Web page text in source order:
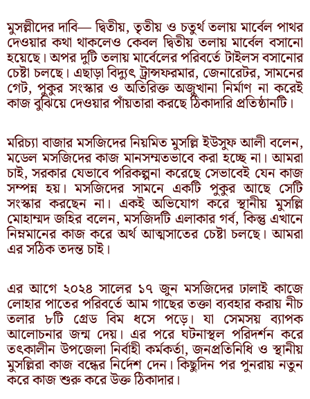
মুসল্লীদের দাবি— দ্বিতীয়, তৃতীয় ও চতুর্থ তলায় মার্বেল পাথর
দেওয়ার কথা থাকলেও কেবল দ্বিতীয় তলায় মার্বেল বসানো
হয়েছে। অপর দুটি তলায় মার্বেলের পরিবর্তে টাইলস বসানোর
চেষ্টা চলছে। এছাড়া বিদ্যুৎ ট্রান্সফরমার, জেনারেটর, সামনের
গেট, পুকুর সংস্কার ও অতিরিক্ত অজুখানা নির্মাণ না করেই
কাজ বুঝিয়ে দেওয়ার পাঁয়তারা করছে ঠিকাদারি প্রতিষ্ঠানটি।
মরিচ্যা বাজার মসজিদের নিয়মিত মুসল্লি ইউসুফ আলী বলেন,
মডেল মসজিদের কাজ মানসম্মতভাবে করা হচ্ছে না। আমরা
চাই, সরকার যেভাবে পরিকল্পনা করেছে সেভাবেই যেন কাজ
সম্পন্ন হয়। মসজিদের সামনে একটি পুকুর আছে সেটি
সংস্কার করছেন না। একই অভিযোগ করে স্থানীয় মুসল্লি
মোহাম্মদ জহির বলেন, মসজিদটি এলাকার গর্ব, কিন্তু এখানে
নিম্নমানের কাজ করে অর্থ আত্মসাতের চেষ্টা চলছে। আমরা
এর সঠিক তদন্ত চাই।
এর আগে ২০২৪ সালের ১৭ জুন মসজিদের ঢালাই কাজে
লোহার পাতের পরিবর্তে আম গাছের তক্তা ব্যবহার করায় নীচ
তলার ৮টি গ্রেড বিম ধসে পড়ে। যা সেমসয় ব্যাপক
আলোচনার জন্ম দেয়। এর পরে ঘটনাস্থল পরিদর্শন করে
তৎকালীন উপজেলা নির্বাহী কর্মকর্তা, জনপ্রতিনিধি ও স্থানীয়
মুসল্লিরা কাজ বন্ধের নির্দেশ দেন। কিছুদিন পর পুনরায় নতুন
করে কাজ শুরু করে উক্ত ঠিকাদার।